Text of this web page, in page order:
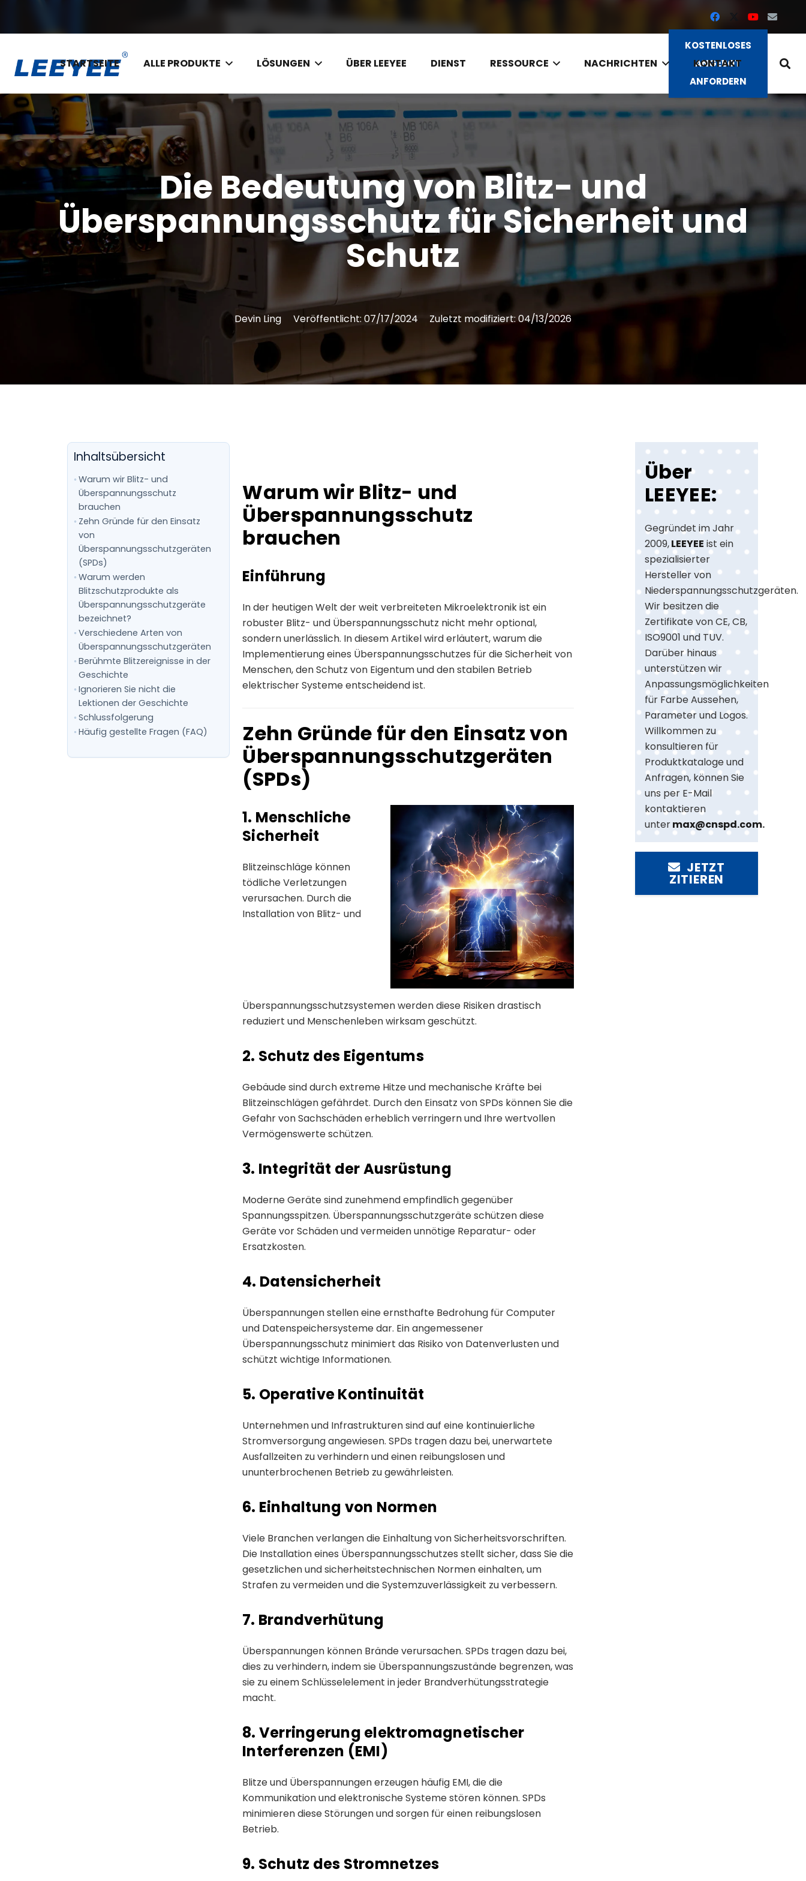
STARTSEITE ALLE PRODUKTE LÖSUNGEN ÜBER LEEYEE DIENST RESSOURCE NACHRICHTEN KONTAKT
KOSTENLOSES
ANGEBOT
ANFORDERN
Die Bedeutung von Blitz- und
Überspannungsschutz für Sicherheit und
Schutz
Devin Ling Veröffentlicht: 07/17/2024 Zuletzt modifiziert:04/13/2026
Inhaltsübersicht
Warum wir Blitz- und
Überspannungsschutz
brauchen
Zehn Gründe für den Einsatz
von
Überspannungsschutzgeräten
(SPDs)
Warum werden
Blitzschutzprodukte als
Überspannungsschutzgeräte
bezeichnet?
Verschiedene Arten von
Überspannungsschutzgeräten
Berühmte Blitzereignisse in der
Geschichte
Ignorieren Sie nicht die
Lektionen der Geschichte
Schlussfolgerung
Häufig gestellte Fragen (FAQ)
Warum wir Blitz- und
Überspannungsschutz
brauchen
Einführung
In der heutigen Welt der weit verbreiteten Mikroelektronik ist ein
robuster Blitz- und Überspannungsschutz nicht mehr optional,
sondern unerlässlich. In diesem Artikel wird erläutert, warum die
Implementierung eines Überspannungsschutzes für die Sicherheit von
Menschen, den Schutz von Eigentum und den stabilen Betrieb
elektrischer Systeme entscheidend ist.
Zehn Gründe für den Einsatz von
Überspannungsschutzgeräten
(SPDs)
1. Menschliche
Sicherheit
Blitzeinschläge können
tödliche Verletzungen
verursachen. Durch die
Installation von Blitz- und
Überspannungsschutzsystemen werden diese Risiken drastisch
reduziert und Menschenleben wirksam geschützt.
2. Schutz des Eigentums
Gebäude sind durch extreme Hitze und mechanische Kräfte bei
Blitzeinschlägen gefährdet. Durch den Einsatz von SPDs können Sie die
Gefahr von Sachschäden erheblich verringern und Ihre wertvollen
Vermögenswerte schützen.
3. Integrität der Ausrüstung
Moderne Geräte sind zunehmend empfindlich gegenüber
Spannungsspitzen. Überspannungsschutzgeräte schützen diese
Geräte vor Schäden und vermeiden unnötige Reparatur- oder
Ersatzkosten.
4. Datensicherheit
Überspannungen stellen eine ernsthafte Bedrohung für Computer
und Datenspeichersysteme dar. Ein angemessener
Überspannungsschutz minimiert das Risiko von Datenverlusten und
schützt wichtige Informationen.
5. Operative Kontinuität
Unternehmen und Infrastrukturen sind auf eine kontinuierliche
Stromversorgung angewiesen. SPDs tragen dazu bei, unerwartete
Ausfallzeiten zu verhindern und einen reibungslosen und
ununterbrochenen Betrieb zu gewährleisten.
6. Einhaltung von Normen
Viele Branchen verlangen die Einhaltung von Sicherheitsvorschriften.
Die Installation eines Überspannungsschutzes stellt sicher, dass Sie die
gesetzlichen und sicherheitstechnischen Normen einhalten, um
Strafen zu vermeiden und die Systemzuverlässigkeit zu verbessern.
7. Brandverhütung
Überspannungen können Brände verursachen. SPDs tragen dazu bei,
dies zu verhindern, indem sie Überspannungszustände begrenzen, was
sie zu einem Schlüsselelement in jeder Brandverhütungsstrategie
macht.
8. Verringerung elektromagnetischer
Interferenzen (EMI)
Blitze und Überspannungen erzeugen häufig EMI, die die
Kommunikation und elektronische Systeme stören können. SPDs
minimieren diese Störungen und sorgen für einen reibungslosen
Betrieb.
9. Schutz des Stromnetzes
Über
LEEYEE:
Gegründet im Jahr
2009,LEEYEE ist ein
spezialisierter
Hersteller von
Niederspannungsschutzgeräten.
Wir besitzen die
Zertifikate von CE, CB,
ISO9001 und TUV.
Darüber hinaus
unterstützen wir
Anpassungsmöglichkeiten
für Farbe Aussehen,
Parameter und Logos.
Willkommen zu
konsultieren für
Produktkataloge und
Anfragen, können Sie
uns per E-Mail
kontaktieren
untermax@cnspd.com.
JETZT
ZITIEREN